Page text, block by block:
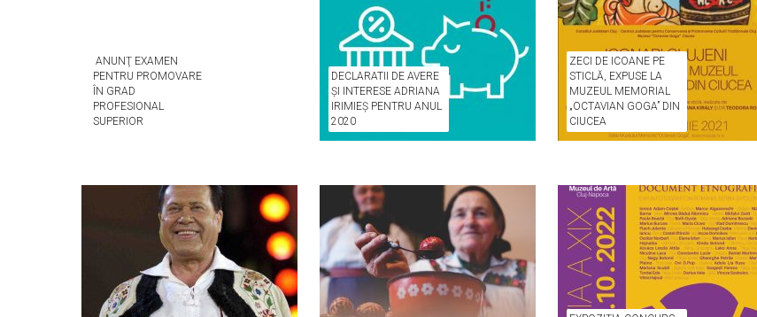
ANUNŢ EXAMEN
PENTRU PROMOVARE
ÎN GRAD
PROFESIONAL
SUPERIOR
DECLARATII DE AVERE
ȘI INTERESE ADRIANA
IRIMIEȘ PENTRU ANUL
2020
ZECI DE ICOANE PE
STICLĂ, EXPUSE LA
MUZEUL MEMORIAL
„OCTAVIAN GOGA” DIN
CIUCEA